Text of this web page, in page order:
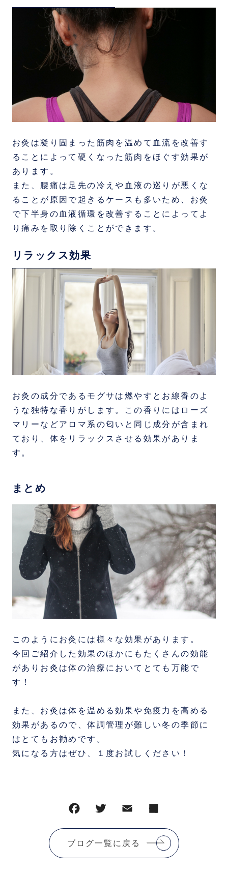
お灸は凝り固まった筋肉を温めて血流を改善す
ることによって硬くなった筋肉をほぐす効果が
あります。
また、腰痛は足先の冷えや血液の巡りが悪くな
ることが原因で起きるケースも多いため、お灸
で下半身の血液循環を改善することによってよ
り痛みを取り除くことができます。
リラックス効果
お灸の成分であるモグサは燃やすとお線香のよ
うな独特な香りがします。この香りにはローズ
マリーなどアロマ系の匂いと同じ成分が含まれ
ており、体をリラックスさせる効果がありま
す。
まとめ
このようにお灸には様々な効果があります。
今回ご紹介した効果のほかにもたくさんの効能
がありお灸は体の治療においてとても万能で
す！
また、お灸は体を温める効果や免疫力を高める
効果があるので、体調管理が難しい冬の季節に
はとてもお勧めです。
気になる方はぜひ、１度お試しください！
ブログ一覧に戻る